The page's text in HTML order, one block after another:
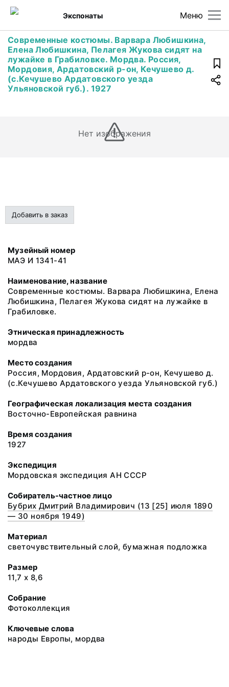
Меню
Экспонаты
Современные костюмы. Варвара Любишкина,
Елена Любишкина, Пелагея Жукова сидят на
лужайке в Грабиловке. Мордва. Россия,
Мордовия, Ардатовский р-он, Кечушево д.
(с.Кечушево Ардатовского уезда
Ульяновской губ.). 1927
Нет изображения
Добавить в заказ
Музейный номер
МАЭ И 1341-41
Наименование, название
Современные костюмы. Варвара Любишкина, Елена
Любишкина, Пелагея Жукова сидят на лужайке в
Грабиловке.
Этническая принадлежность
мордва
Место создания
Россия, Мордовия, Ардатовский р-он, Кечушево д.
(с.Кечушево Ардатовского уезда Ульяновской губ.)
Географическая локализация места создания
Восточно-Европейская равнина
Время создания
1927
Экспедиция
Мордовская экспедиция АН СССР
Собиратель-частное лицо
Бубрих Дмитрий Владимирович (13 [25] июля 1890
— 30 ноября 1949)
Материал
светочувствительный слой, бумажная подложка
Размер
11,7 х 8,6
Собрание
Фотоколлекция
Ключевые слова
народы Европы, мордва